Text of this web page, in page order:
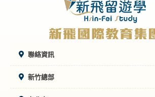
聯絡資訊
新竹總部